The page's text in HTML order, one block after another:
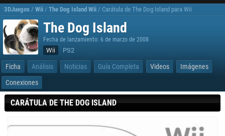
3DJuegos / Wii / The Dog Island Wii / Carátula de The Dog Island para Wii
The Dog Island
Fecha de lanzamiento: 6 de marzo de 2008
Wii PS2
Ficha Análisis Noticias Guía Completa Videos
Imágenes
Conexiones
CARÁTULA DE THE DOG ISLAND